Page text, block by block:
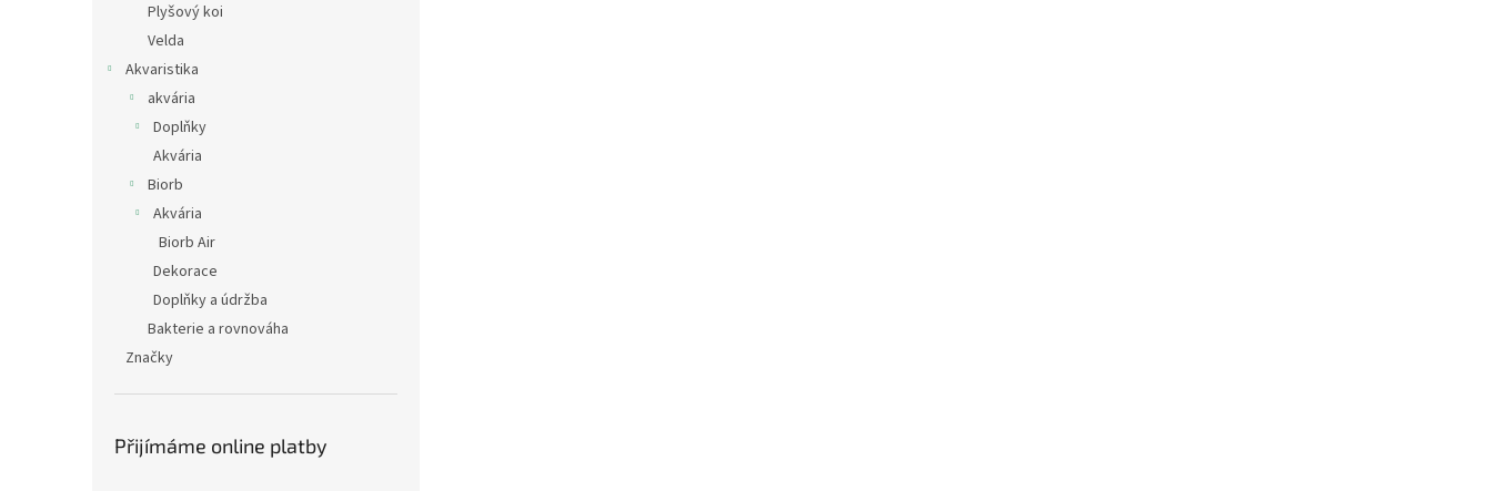
Plyšový koi
Velda
Akvaristika
akvária
Doplňky
Akvária
Biorb
Akvária
Biorb Air
Dekorace
Doplňky a údržba
Bakterie a rovnováha
Značky
Přijímáme online platby